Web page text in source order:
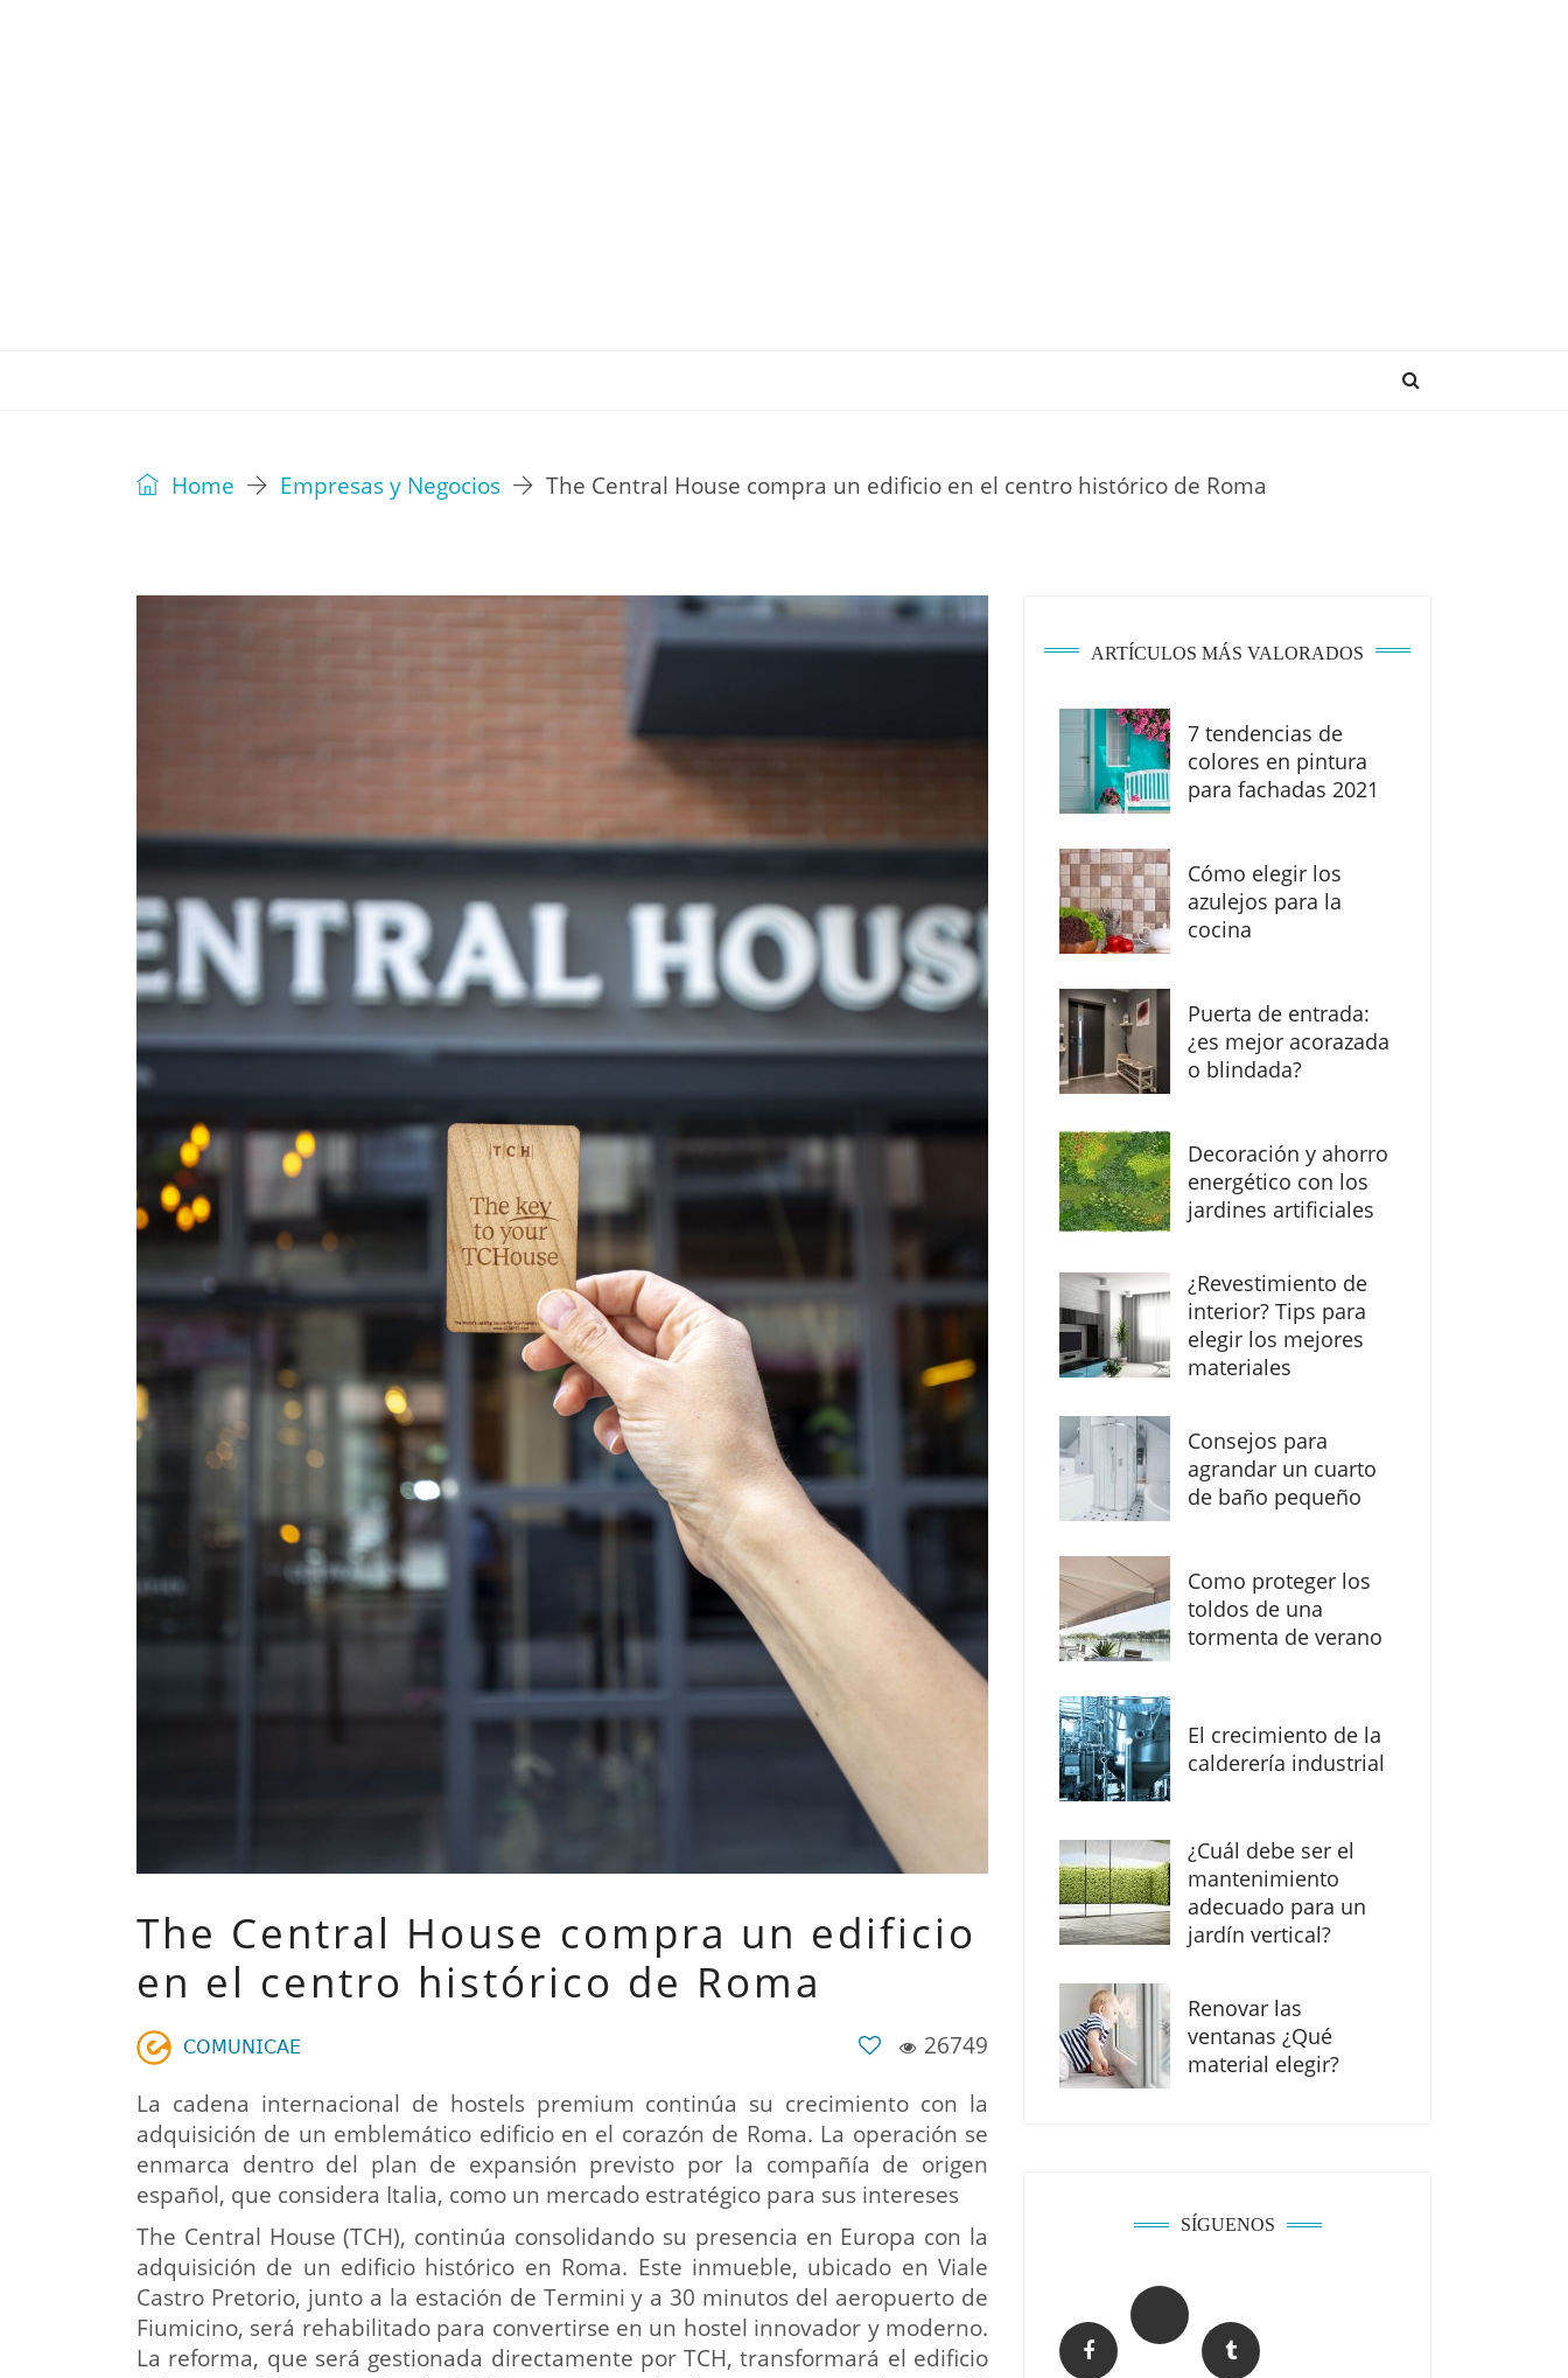
Home Empresas y Negocios The Central House compra un edificio en el centro histórico de Roma
The Central House compra un edificio
en el centro histórico de Roma
𝖢𝖮𝖬𝖴𝖭𝖨𝖢𝖠𝖤
26749
La cadena internacional de hostels premium continúa su crecimiento con la
adquisición de un emblemático edificio en el corazón de Roma. La operación se
enmarca dentro del plan de expansión previsto por la compañía de origen
español, que considera Italia, como un mercado estratégico para sus intereses
The Central House (TCH), continúa consolidando su presencia en Europa con la
adquisición de un edificio histórico en Roma. Este inmueble, ubicado en Viale
Castro Pretorio, junto a la estación de Termini y a 30 minutos del aeropuerto de
Fiumicino, será rehabilitado para convertirse en un hostel innovador y moderno.
La reforma, que será gestionada directamente por TCH, transformará el edificio
ARTÍCULOS MÁS VALORADOS
7 tendencias de
colores en pintura
para fachadas 2021
Cómo elegir los
azulejos para la
cocina
Puerta de entrada:
¿es mejor acorazada
o blindada?
Decoración y ahorro
energético con los
jardines artificiales
¿Revestimiento de
interior? Tips para
elegir los mejores
materiales
Consejos para
agrandar un cuarto
de baño pequeño
Como proteger los
toldos de una
tormenta de verano
El crecimiento de la
calderería industrial
¿Cuál debe ser el
mantenimiento
adecuado para un
jardín vertical?
Renovar las
ventanas ¿Qué
material elegir?
SÍGUENOS